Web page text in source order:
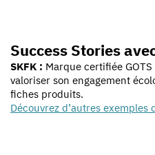
Success Stories
SKFK : Marque certifiée
valoriser son engagement
fiches produits.
Découvrez d’autres exemples